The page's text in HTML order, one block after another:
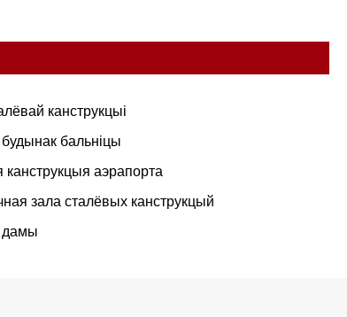
канструкцыі
бальніцы
канструкцыя аэрапорта
зала сталёвых канструкцый
дамы